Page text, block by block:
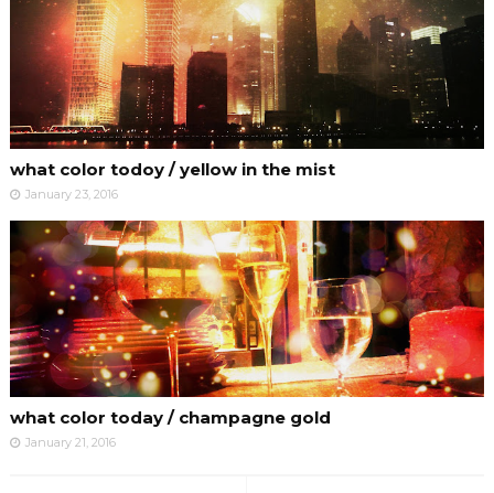
what color todoy / yellow in the mist
January 23, 2016
what color today / champagne gold
January 21, 2016